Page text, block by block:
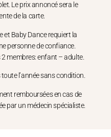
Le prix annoncé sera le
de la carte.
et Baby Dance requiert la
personne de confiance.
membres: enfant – adulte.
l’année sans condition.
remboursées en cas de
par un médecin spécialiste.